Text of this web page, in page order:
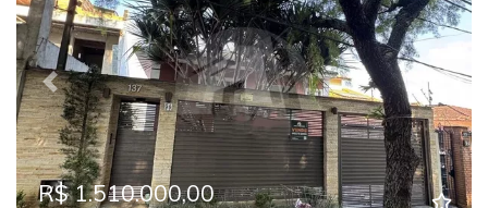
Previous Next
R$ 1.510.000,00